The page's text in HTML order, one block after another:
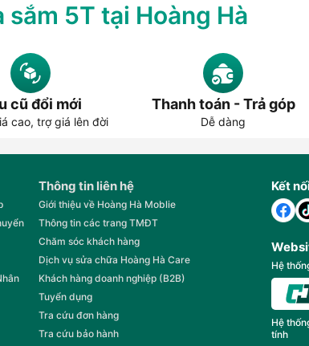
5T tại Hoàng Hà
cũ đổi mới
cao, trợ giá lên đời
Thanh toán - Trả góp
Dễ dàng
Thông tin liên hệ
Giới thiệu về Hoàng Hà Moblie
Thông tin các trang TMĐT
Chăm sóc khách hàng
Dịch vụ sửa chữa Hoàng Hà Care
Khách hàng doanh nghiệp (B2B)
Tuyển dụng
Tra cứu đơn hàng
Tra cứu bảo hành
Kết
Hệ
Hệ
tính